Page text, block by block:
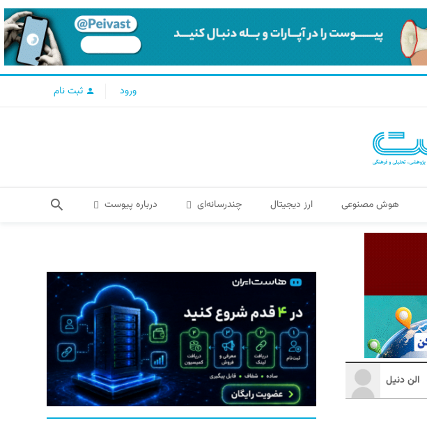
ورود ثبت نام
هوش مصنوعی ارز دیجیتال چندرسانه‌ای درباره پیوست
الن دنیل